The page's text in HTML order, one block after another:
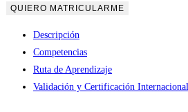
CCNA:
cantidad
QUIERO MATRICULARME
Descripción
Competencias
Ruta de Aprendizaje
Validación y Certificación Internacional